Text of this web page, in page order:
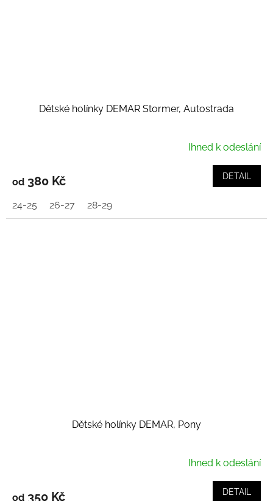
Dětské holínky DEMAR Stormer, Autostrada
Ihned k odeslání
od 380 Kč DETAIL
24-25 26-27 28-29
Dětské holínky DEMAR, Pony
Ihned k odeslání
od 350 Kč DETAIL